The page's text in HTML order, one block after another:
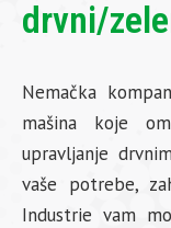
drvni/
Nemačka
mašina koje
upravljanje
vaše potrebe,
Industrie vam